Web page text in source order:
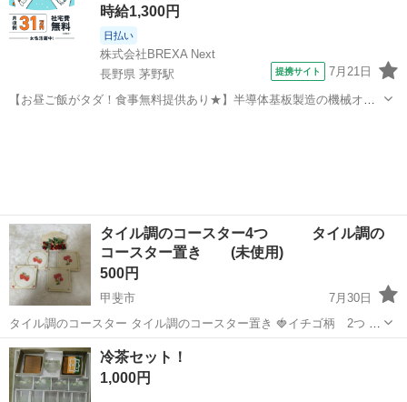
時給1,300円
日払い
株式会社BREXA Next
長野県 茅野駅
提携サイト 7月21日
【お昼ご飯がタダ！食事無料提供あり★】半導体基板製造の機械オペ
タイル調のコースター4つ タイル調の
コースター置き (未使用)
500円
甲斐市
7月30日
タイル調のコースター タイル調のコースター置き 🍓イチゴ柄 2つ 🍒
サクランボ柄 2つ コップ敷き 未使用です。
山梨 甲斐市 食器
冷茶セット！
1,000円